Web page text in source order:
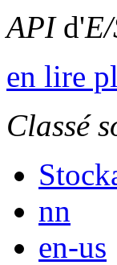
APId'
en lire
Classé
nn
en-us